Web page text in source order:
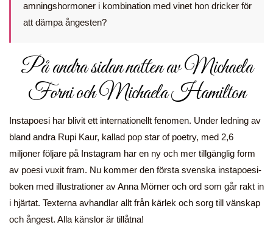
amningshormoner i kombination med vinet hon dricker för
att dämpa ångesten?
På andra sidan natten av Michaela
Forni och Michaela Hamilton
Instapoesi har blivit ett internationellt fenomen. Under ledning av
bland andra Rupi Kaur, kallad pop star of poetry, med 2,6
miljoner följare på Instagram har en ny och mer tillgänglig form
av poesi vuxit fram. Nu kommer den första svenska instapoesi-
boken med illustrationer av Anna Mörner och ord som går rakt in
i hjärtat. Texterna avhandlar allt från kärlek och sorg till vänskap
och ångest. Alla känslor är tillåtna!